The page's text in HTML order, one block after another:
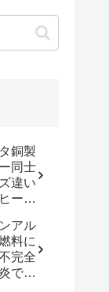
銅製
同士
違い
ード
ビュ
アル
料に
完全
でチ